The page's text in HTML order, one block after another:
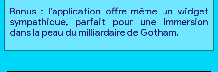
Bonus : l'application offre même un widget
sympathique, parfait pour une immersion
dans la peau du milliardaire de Gotham.